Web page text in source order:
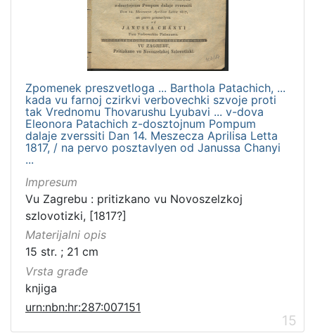
Zpomenek preszvetloga ... Barthola Patachich, ...
kada vu farnoj czirkvi verbovechki szvoje proti
tak Vrednomu Thovarushu Lyubavi ... v-dova
Eleonora Patachich z-dosztojnum Pompum
dalaje zverssiti Dan 14. Meszecza Aprilisa Letta
1817, / na pervo posztavlyen od Janussa Chanyi
...
Impresum
Vu Zagrebu : pritizkano vu Novoszelzkoj
szlovotizki, [1817?]
Materijalni opis
15 str. ; 21 cm
Vrsta građe
knjiga
urn:nbn:hr:287:007151
15